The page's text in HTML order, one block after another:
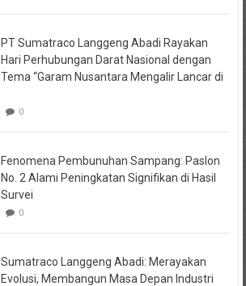
PT Sumatraco Langgeng Abadi Rayakan
Hari Perhubungan Darat Nasional dengan
Tema “Garam Nusantara Mengalir Lancar di
0
Fenomena Pembunuhan Sampang: Paslon
No. 2 Alami Peningkatan Signifikan di Hasil
Survei
0
Sumatraco Langgeng Abadi: Merayakan
Evolusi, Membangun Masa Depan Industri